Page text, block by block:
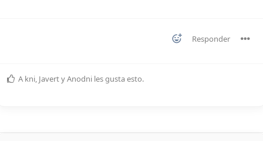
Responder
A kni, JavertyAnodni les gusta esto.